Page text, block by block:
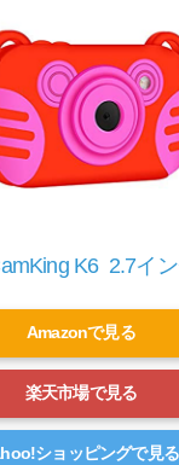
K6  2.7イ
Amazonで見る
楽天市場で見る
ショッピングで見る